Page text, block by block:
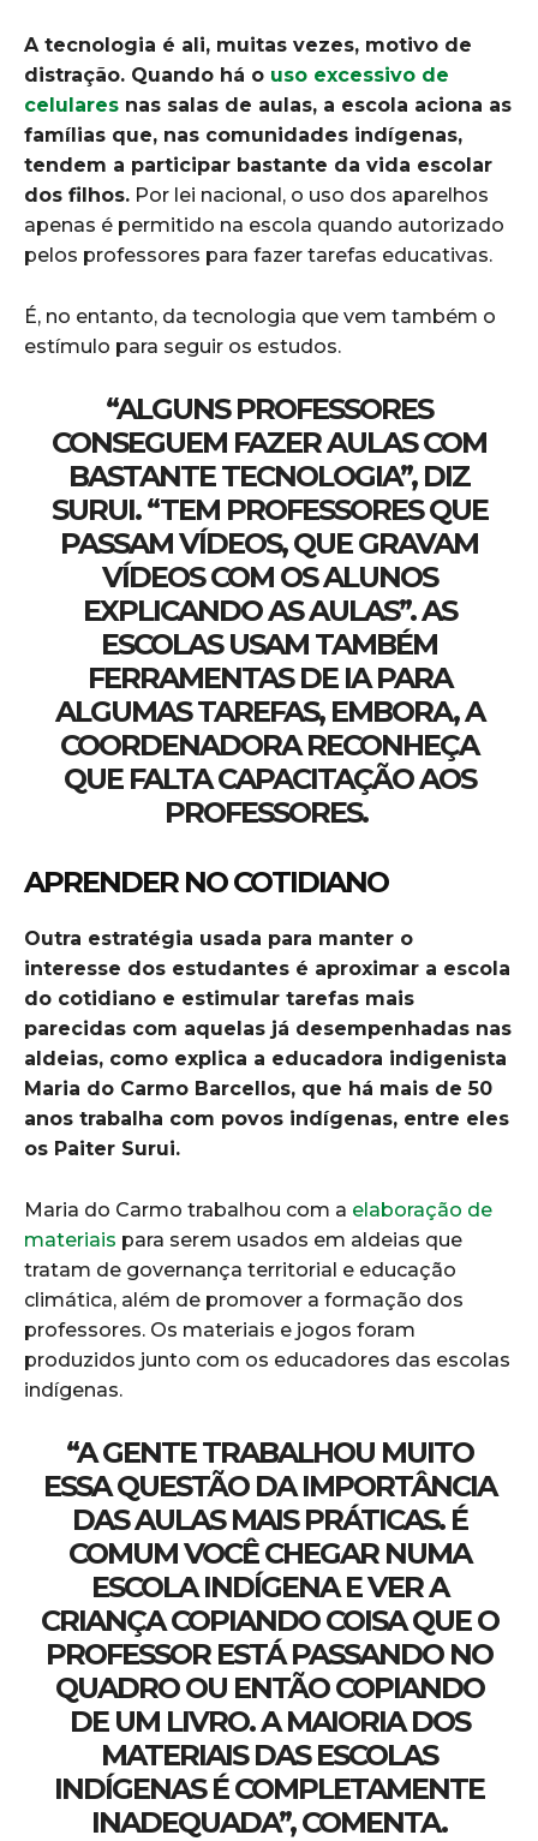
A tecnologia é ali, muitas vezes, motivo de
distração. Quando há o uso excessivo de
celulares nas salas de aulas, a escola aciona as
famílias que, nas comunidades indígenas,
tendem a participar bastante da vida escolar
dos filhos. Por lei nacional, o uso dos aparelhos
apenas é permitido na escola quando autorizado
pelos professores para fazer tarefas educativas.
É, no entanto, da tecnologia que vem também o
estímulo para seguir os estudos.
“ALGUNS PROFESSORES
CONSEGUEM FAZER AULAS COM
BASTANTE TECNOLOGIA”, DIZ
SURUI. “TEM PROFESSORES QUE
PASSAM VÍDEOS, QUE GRAVAM
VÍDEOS COM OS ALUNOS
EXPLICANDO AS AULAS”. AS
ESCOLAS USAM TAMBÉM
FERRAMENTAS DE IA PARA
ALGUMAS TAREFAS, EMBORA, A
COORDENADORA RECONHEÇA
QUE FALTA CAPACITAÇÃO AOS
PROFESSORES.
APRENDER NO COTIDIANO
Outra estratégia usada para manter o
interesse dos estudantes é aproximar a escola
do cotidiano e estimular tarefas mais
parecidas com aquelas já desempenhadas nas
aldeias, como explica a educadora indigenista
Maria do Carmo Barcellos, que há mais de 50
anos trabalha com povos indígenas, entre eles
os Paiter Surui.
Maria do Carmo trabalhou com a elaboração de
materiais para serem usados em aldeias que
tratam de governança territorial e educação
climática, além de promover a formação dos
professores. Os materiais e jogos foram
produzidos junto com os educadores das escolas
indígenas.
“A GENTE TRABALHOU MUITO
ESSA QUESTÃO DA IMPORTÂNCIA
DAS AULAS MAIS PRÁTICAS. É
COMUM VOCÊ CHEGAR NUMA
ESCOLA INDÍGENA E VER A
CRIANÇA COPIANDO COISA QUE O
PROFESSOR ESTÁ PASSANDO NO
QUADRO OU ENTÃO COPIANDO
DE UM LIVRO. A MAIORIA DOS
MATERIAIS DAS ESCOLAS
INDÍGENAS É COMPLETAMENTE
INADEQUADA”, COMENTA.